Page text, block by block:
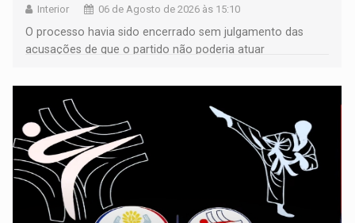
Interior 06 de Agosto de 2026 às 15:10
O processo havia sido encerrado sem julgamento das
acusações de que o partido não poderia atuar